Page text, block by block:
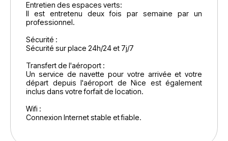
Entretien des espaces verts:
Il est entretenu deux fois par semaine par un
professionnel.
Sécurité :
Sécurité sur place 24h/24 et 7j/7
Transfert de l'aéroport :
Un service de navette pour votre arrivée et votre
départ depuis l'aéroport de Nice est également
inclus dans votre forfait de location.
Wifi :
Connexion Internet stable et fiable.